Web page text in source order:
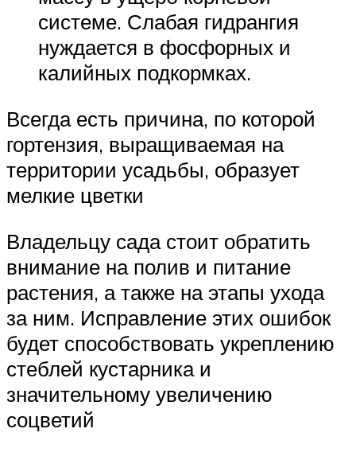
системе. Слабая гидрангия
нуждается в фосфорных и
калийных подкормках.
Всегда есть причина, по которой
гортензия, выращиваемая на
территории усадьбы, образует
мелкие цветки
Владельцу сада стоит обратить
внимание на полив и питание
растения, а также на этапы ухода
за ним. Исправление этих ошибок
будет способствовать укреплению
стеблей кустарника и
значительному увеличению
соцветий